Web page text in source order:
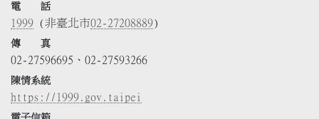
電 話
1999 (非臺北市02-27208889)
傳 真
02-27596695、02-27593266
陳情系統
https://1999.gov.taipei